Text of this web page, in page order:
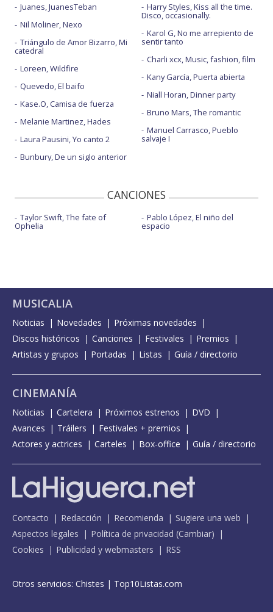
Juanes, JuanesTeban
Nil Moliner, Nexo
Triángulo de Amor Bizarro, Mi
catedral
Loreen, Wildfire
Quevedo, El baifo
Kase.O, Camisa de fuerza
Melanie Martinez, Hades
Laura Pausini, Yo canto 2
Bunbury, De un siglo anterior
Harry Styles, Kiss all the time.
Disco, occasionally.
Karol G, No me arrepiento de
sentir tanto
Charli xcx, Music, fashion, film
Kany García, Puerta abierta
Niall Horan, Dinner party
Bruno Mars, The romantic
Manuel Carrasco, Pueblo
salvaje I
CANCIONES
Taylor Swift, The fate of
Ophelia
Pablo López, El niño del
espacio
MUSICALIA
Noticias Novedades
Próximas novedades
Discos históricos
Canciones Festivales
Premios
Artistas y grupos
Portadas Listas Guía / directorio
CINEMANÍA
Noticias Cartelera Próximos estrenos
DVD
Avances
Tráilers
Festivales + premios
Actores y actrices
Carteles Box-office Guía / directorio
Contacto Redacción Recomienda
Sugiere una web
Aspectos legales
Política de privacidad (Cambiar)
Cookies
Publicidad y webmasters RSS
Otros servicios: Chistes | Top10Listas.com